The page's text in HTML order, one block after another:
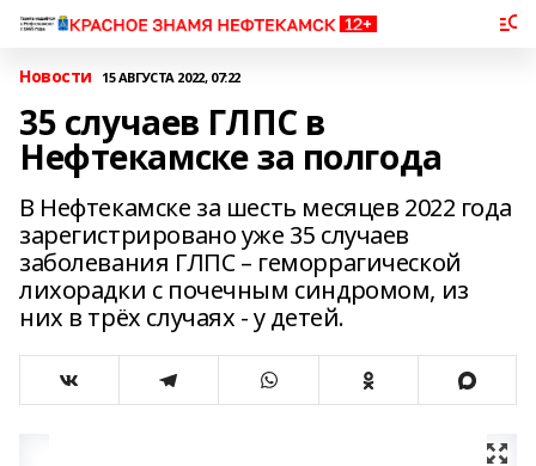
Новости 15 АВГУСТА 2022, 07:22
35 случаев ГЛПС в
Нефтекамске за полгода
В Нефтекамске за шесть месяцев 2022 года
зарегистрировано уже 35 случаев
заболевания ГЛПС – геморрагической
лихорадки с почечным синдромом, из
них в трёх случаях - у детей.